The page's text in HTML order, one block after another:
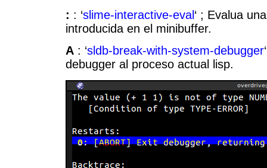
: : ‘slime-interactive-eval ‘ ; Evalua
introducida en el minibuffer.
A : ‘sldb-break-with-system-debugger
debugger al proceso actual lisp.